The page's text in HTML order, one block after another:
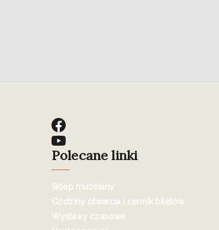
Polecane linki
Sklep muzealny
Godziny otwarcia i cennik biletów
Wystawy czasowe